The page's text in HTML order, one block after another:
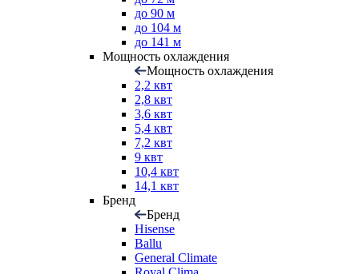
до 90 м
до 104 м
до 141 м
Мощность охлаждения
Мощность охлаждения
2,2 квт
2,8 квт
3,6 квт
5,4 квт
7,2 квт
9 квт
10,4 квт
14,1 квт
Бренд
Бренд
Hisense
Ballu
General Climate